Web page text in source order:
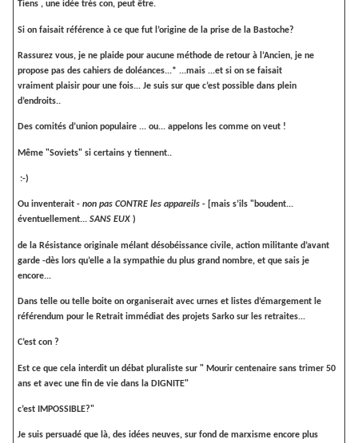
Tiens , une idée très con, peut être.
Si on faisait référence à ce que fut l’origine de la prise de la Bastoche?
Rassurez vous, je ne plaide pour aucune méthode de retour à l’Ancien, je ne
propose pas des cahiers de doléances...* ...mais ...et si on se faisait
vraiment plaisir pour une fois... Je suis sur que c’est possible dans plein
d’endroits..
Des comités d’union populaire ... ou... appelons les comme on veut !
Même "Soviets" si certains y tiennent..
:-)
Ou inventerait - non pas CONTRE les appareils - [mais s’ils "boudent...
éventuellement... SANS EUX )
de la Résistance originale mélant désobéissance civile, action militante d’avant
garde -dès lors qu’elle a la sympathie du plus grand nombre, et que sais je
encore...
Dans telle ou telle boite on organiserait avec urnes et listes d’émargement le
référendum pour le Retrait immédiat des projets Sarko sur les retraites...
C’est con ?
Est ce que cela interdit un débat pluraliste sur " Mourir centenaire sans trimer 50
ans et avec une fin de vie dans la DIGNITE"
c’est IMPOSSIBLE?"
Je suis persuadé que là, des idées neuves, sur fond de marxisme encore plus